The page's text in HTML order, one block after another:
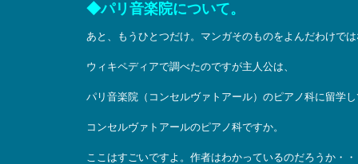
◆パリ音楽院について。
あと、もうひとつだけ。マンガそのものをよんだわけで
ウィキペディアで調べたのですが主人公は、
パリ音楽院（コンセルヴァトアール）のピアノ科に留学
コンセルヴァトアールのピアノ科ですか。
ここはすごいですよ。作者はわかっているのだろうか・